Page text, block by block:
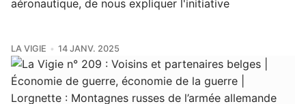
aéronautique, de nous expliquer l'initiative
LA VIGIE 14 JANV. 2025